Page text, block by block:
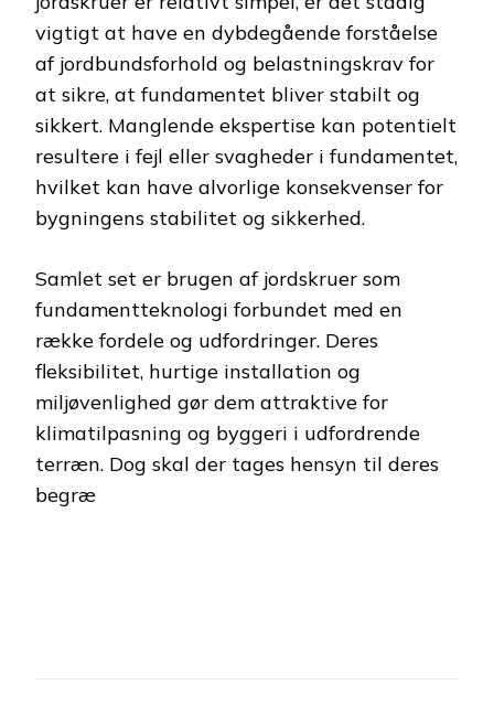
vigtigt at have en dybdegående forståelse
af jordbundsforhold og belastningskrav for
at sikre, at fundamentet bliver stabilt og
sikkert. Manglende ekspertise kan potentielt
resultere i fejl eller svagheder i fundamentet,
hvilket kan have alvorlige konsekvenser for
bygningens stabilitet og sikkerhed.
Samlet set er brugen af jordskruer som
fundamentteknologi forbundet med en
række fordele og udfordringer. Deres
fleksibilitet, hurtige installation og
miljøvenlighed gør dem attraktive for
klimatilpasning og byggeri i udfordrende
terræn. Dog skal der tages hensyn til deres
begræ